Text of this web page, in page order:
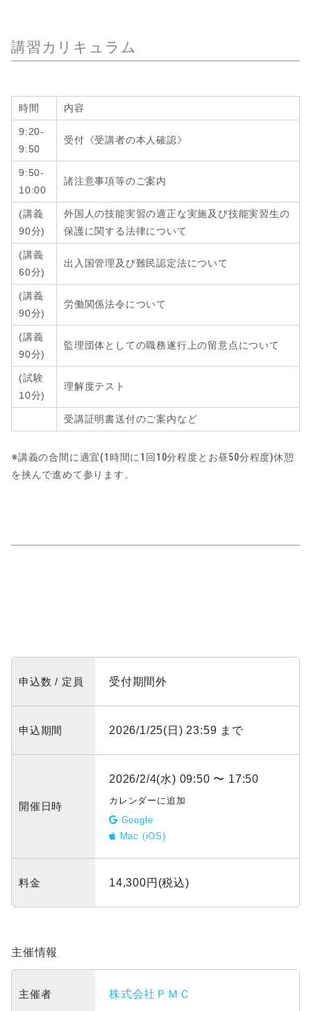
講習カリキュラム
時間 内容
9:20-
9:50
受付《受講者の本人確認》
9:50-
10:00
諸注意事項等のご案内
(講義
90分)
外国人の技能実習の適正な実施及び技能実習生の
保護に関する法律について
(講義
60分)
出入国管理及び難民認定法について
(講義
90分)
労働関係法令について
(講義
90分)
監理団体としての職務遂行上の留意点について
(試験
10分)
理解度テスト
受講証明書送付のご案内など
※講義の合間に適宜(1時間に1回10分程度とお昼50分程度)休憩
を挟んで進めて参ります。
申込数 / 定員 受付期間外
申込期間 2026/1/25(日) 23:59 まで
開催日時
2026/2/4(水) 09:50 〜 17:50
カレンダーに追加
Google
Mac (iOS)
料金 14,300円(税込)
主催情報
主催者 株式会社ＰＭＣ